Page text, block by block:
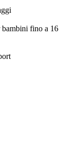
bambini fino a 16